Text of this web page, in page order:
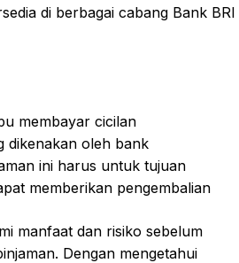
di berbagai cabang Bank BRI
membayar cicilan
dikenakan oleh bank
ini harus untuk tujuan
memberikan pengembalian
manfaat dan risiko sebelum
Dengan mengetahui